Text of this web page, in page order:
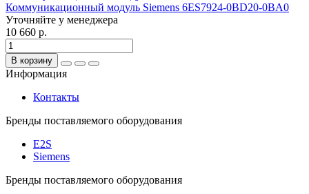
Коммуникационный модуль Siemens 6ES7924-0BD20-0BA0
Уточняйте у менеджера
10 660 р.
В корзину
Информация
Контакты
Бренды поставляемого оборудования
E2S
Siemens
Бренды поставляемого оборудования